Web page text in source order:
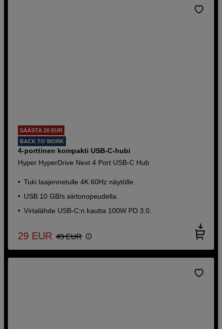
SÄÄSTÄ 20 EUR
BACK TO WORK
4-porttinen kompakti USB-C-hubi
Hyper HyperDrive Next 4 Port USB-C Hub
Tuki laajennetulle 4K 60Hz näytölle.
USB 10 GB/s siirtonopeudella.
Virtalähde USB-C:n kautta 100W PD 3.0.
29 EUR 49 EUR